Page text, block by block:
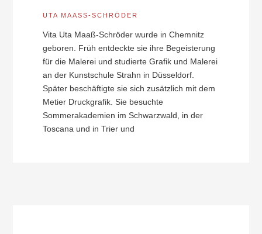
UTA MAASS-SCHRÖDER
Vita Uta Maaß-Schröder wurde in Chemnitz
geboren. Früh entdeckte sie ihre Begeisterung
für die Malerei und studierte Grafik und Malerei
an der Kunstschule Strahn in Düsseldorf.
Später beschäftigte sie sich zusätzlich mit dem
Metier Druckgrafik. Sie besuchte
Sommerakademien im Schwarzwald, in der
Toscana und in Trier und